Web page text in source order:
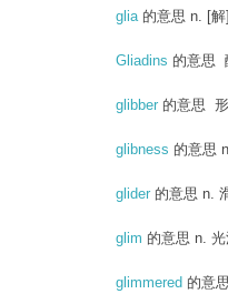
glia 的意思 n. [
Gliadins 的意思
glibber 的意思
glibness 的意思
glider 的意思 n.
glim 的意思 n.
glimmered 的意